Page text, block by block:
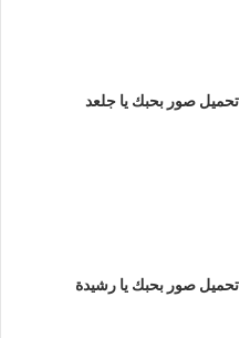
تحميل صور بحبك يا جلعد
تحميل صور بحبك يا رشيدة